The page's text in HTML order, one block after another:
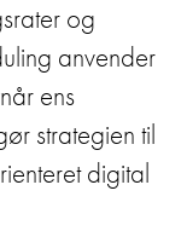
og
anvender
ens
strategien til
digital